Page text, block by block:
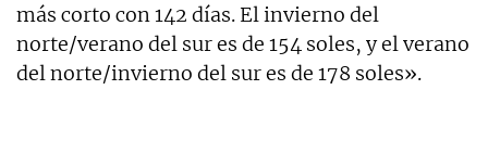
más corto con 142 días. El invierno del
norte/verano del sur es de 154 soles, y el verano
del norte/invierno del sur es de 178 soles».